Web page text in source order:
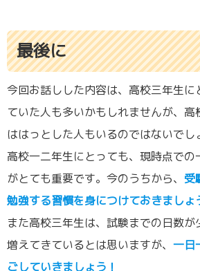
最後に
今回お話しした内容は、高校三年生に
ていた人も多いかもしれませんが、
ははっとした人もいるのではないでし
高校一二年生にとっても、現時点で
がとても重要です。今のうちから、 受
勉強する習慣を身につけておきましょ
また高校三年生は、試験までの日数
増えてきているとは思いますが、 一日
ごしていきましょう！